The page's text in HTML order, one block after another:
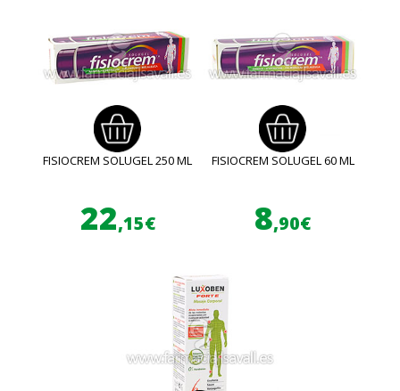
FISIOCREM SOLUGEL 250 ML
22,15€
FISIOCREM SOLUGEL 60 ML
8,90€